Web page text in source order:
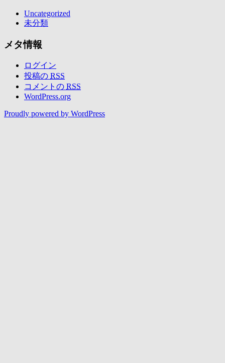
Uncategorized
未分類
メタ情報
ログイン
投稿の RSS
コメントの RSS
WordPress.org
Proudly powered by WordPress